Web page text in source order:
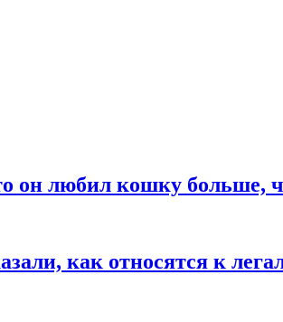
он любил кошку больше,
как относятся к